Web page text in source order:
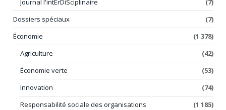
Journal l'intErDiSciplinaire
(7)
Dossiers spéciaux
(7)
Économie
(1 378)
Agriculture
(42)
Économie verte
(53)
Innovation
(74)
Responsabilité sociale des organisations
(1 185)